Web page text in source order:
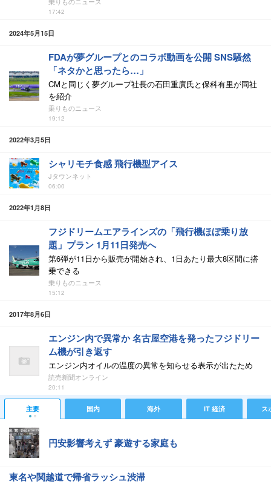
17:42
2024年5月15日
FDAが夢グループとのコラボ動画を公開 SNS騒然
「ネタかと思ったら…」
CMと同じく夢グループ社長の石田重廣氏と保科有里が同社
を紹介
乗りものニュース
19:12
2022年3月5日
シャリモチ食感 飛行機型アイス
Jタウンネット
06:00
2022年1月8日
フジドリームエアラインズの「飛行機ほぼ乗り放
題」プラン 1月11日発売へ
第6弾が11日から販売が開始され、1日あたり最大8区間に搭
乗できる
乗りものニュース
15:12
2017年8月6日
エンジン内で異常か 名古屋空港を発ったフジドリー
ム機が引き返す
エンジン内オイルの温度の異常を知らせる表示が出たため
読売新聞オンライン
20:11
主要 国内 海外 IT 経済 ス
円安影響考えず 豪遊する家庭も
東名や関越道で帰省ラッシュ渋滞